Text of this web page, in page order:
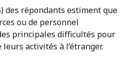
des répondants estiment que
ou de personnel
principales difficultés pour
activités à l’étranger.